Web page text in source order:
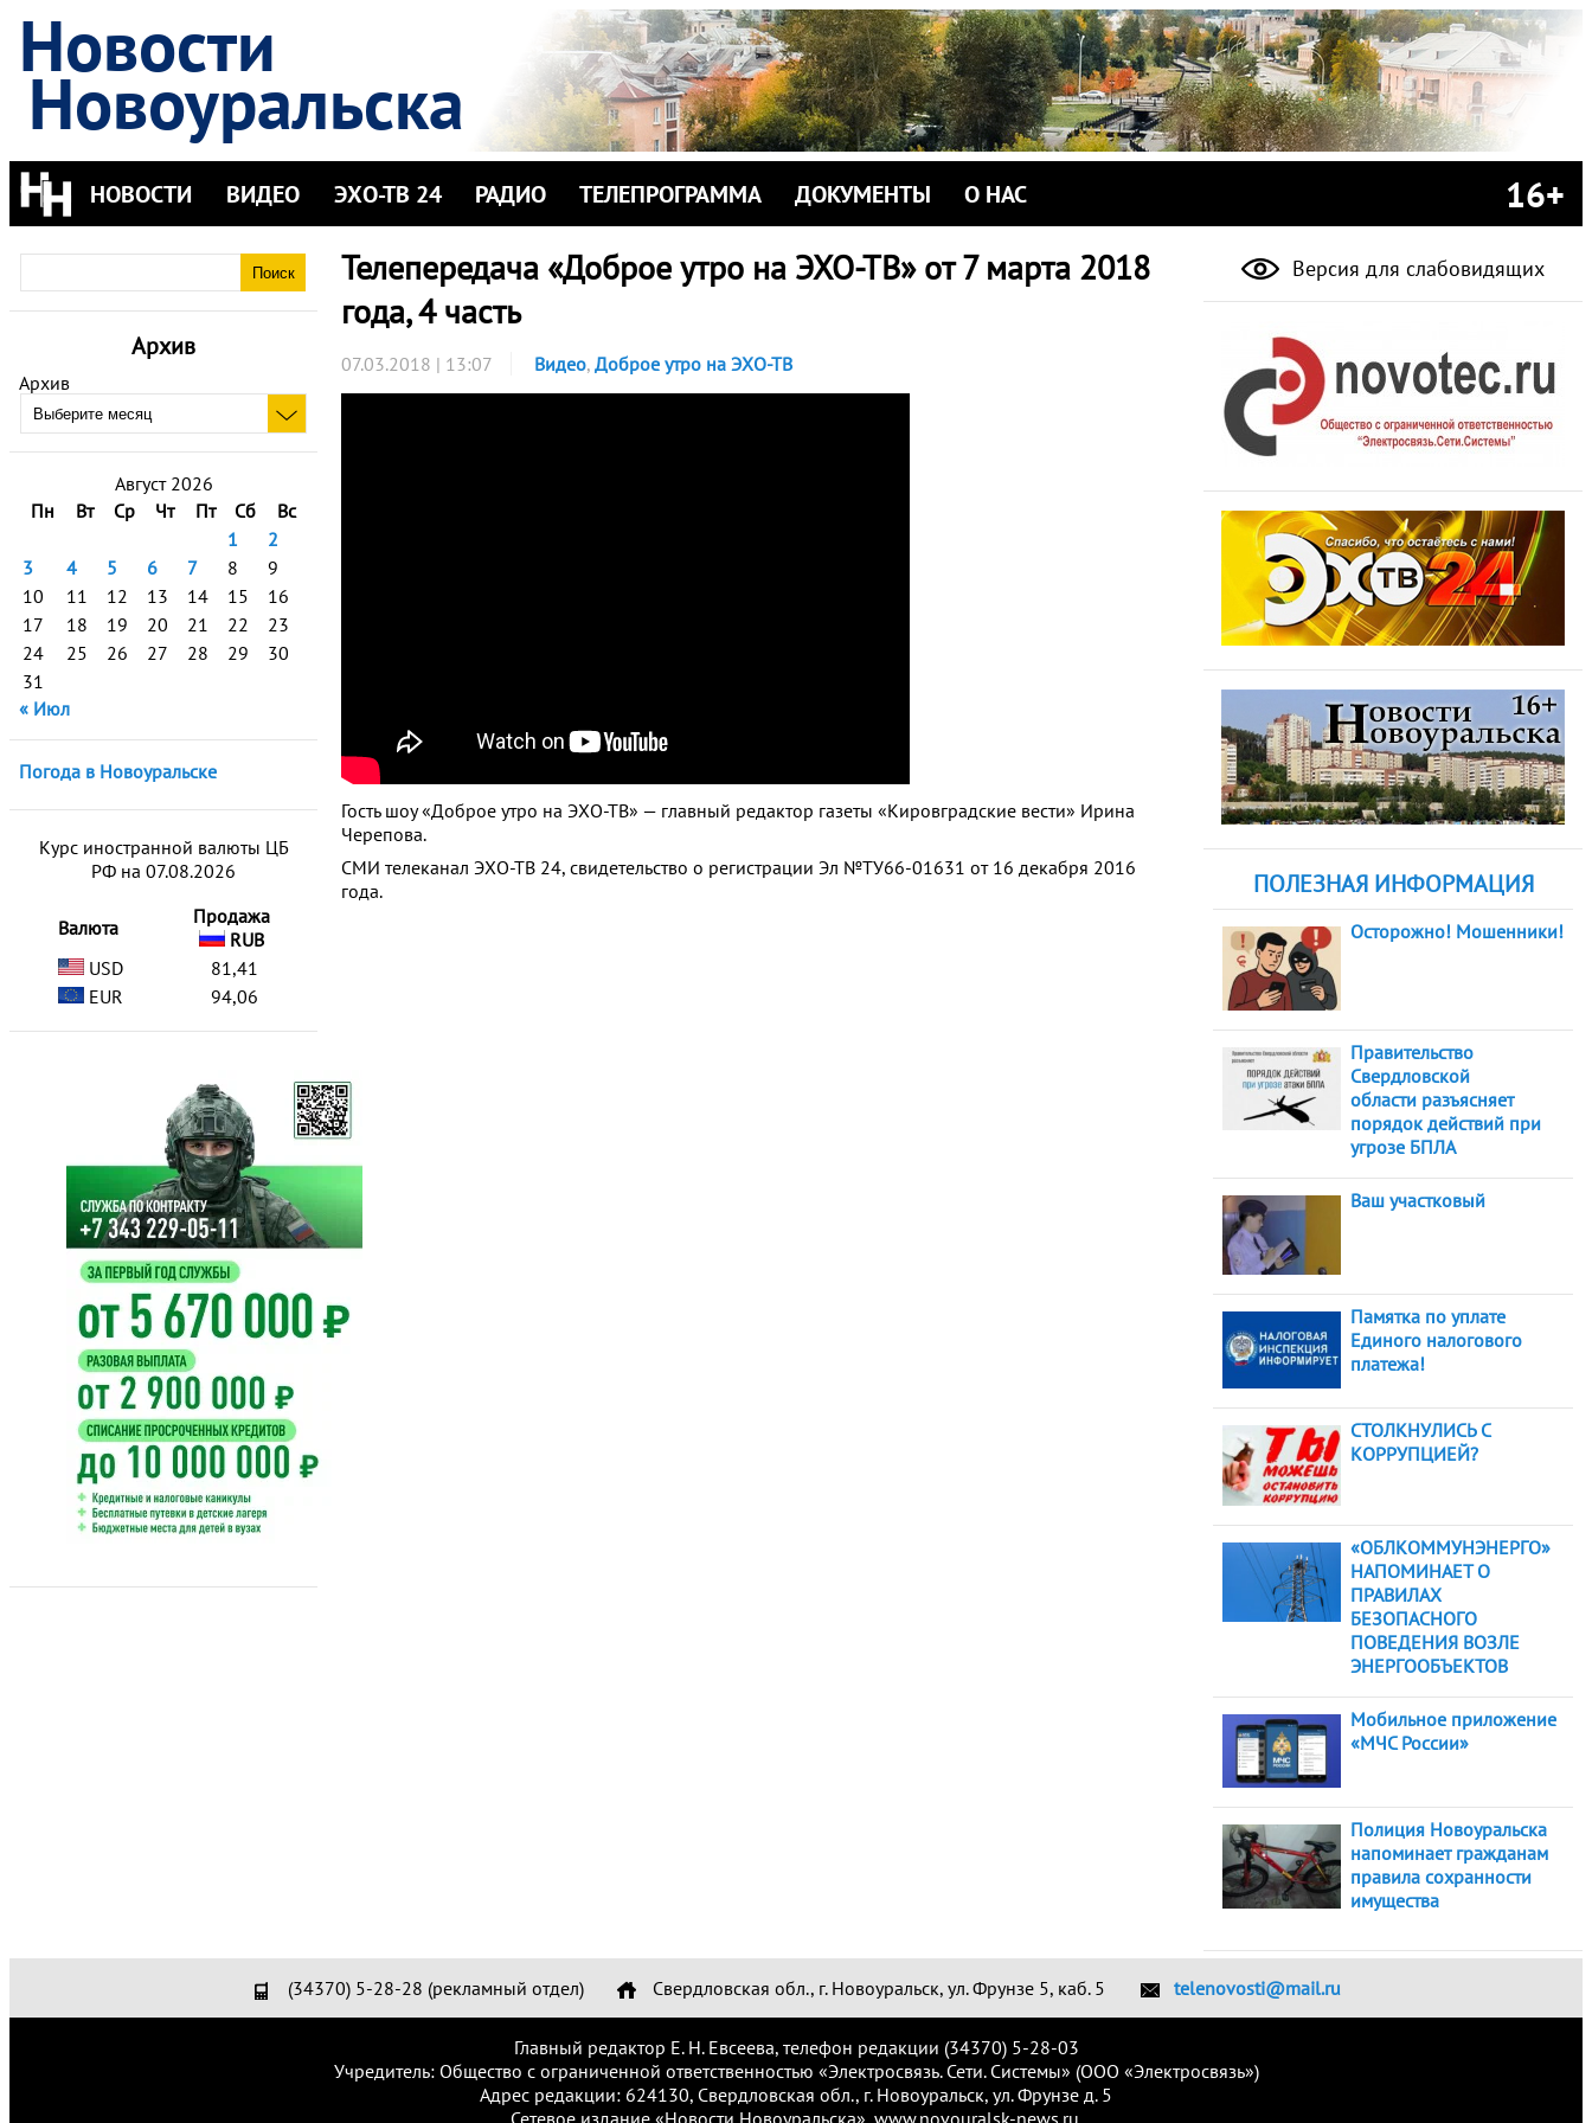
Новости
Новоуральска
НОВОСТИ ВИДЕО ЭХО-ТВ 24 РАДИО ТЕЛЕПРОГРАММА ДОКУМЕНТЫ О НАС 16+
Архив
Архив
Август 2026
Пн
Вт Ср Чт Пт Сб
Вс
1
2
3
4 5 6 7 8
9
10
11 12 13 14 15
16
17
18 19 20 21 22
23
24
25 26 27 28 29
30
31
« Июл
Погода в Новоуральске
Курс иностранной валюты ЦБ
РФ на 07.08.2026
Валюта
Продажа
RUB
USD
81,41
EUR
94,06
Телепередача «Доброе утро на ЭХО-ТВ» от 7 марта 2018
года, 4 часть
07.03.2018 | 13:07 Видео, Доброе утро на ЭХО-ТВ
Гость шоу «Доброе утро на ЭХО-ТВ» — главный редактор газеты «Кировградские вести» Ирина
Черепова.
СМИ телеканал ЭХО-ТВ 24, свидетельство о регистрации Эл №ТУ66-01631 от 16 декабря 2016
года.
Версия для слабовидящих
ПОЛЕЗНАЯ ИНФОРМАЦИЯ
Осторожно! Мошенники!
Правительство
Свердловской
области разъясняет
порядок действий при
угрозе БПЛА
Ваш участковый
Памятка по уплате
Единого налогового
платежа!
СТОЛКНУЛИСЬ С
КОРРУПЦИЕЙ?
«ОБЛКОММУНЭНЕРГО»
НАПОМИНАЕТ О
ПРАВИЛАХ
БЕЗОПАСНОГО
ПОВЕДЕНИЯ ВОЗЛЕ
ЭНЕРГООБЪЕКТОВ
Мобильное приложение
«МЧС России»
Полиция Новоуральска
напоминает гражданам
правила сохранности
имущества
(34370) 5-28-28 (рекламный отдел) Свердловская обл., г. Новоуральск, ул. Фрунзе 5, каб. 5 telenovosti@mail.ru
Главный редактор Е. Н. Евсеева, телефон редакции (34370) 5-28-03
Учредитель: Общество с ограниченной ответственностью «Электросвязь. Сети. Системы» (ООО «Электросвязь»)
Адрес редакции: 624130, Свердловская обл., г. Новоуральск, ул. Фрунзе д. 5